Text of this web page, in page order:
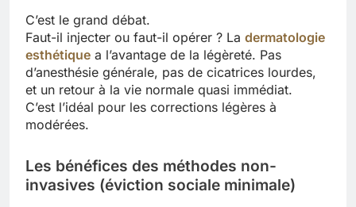
C’est le grand débat.
Faut-il injecter ou faut-il opérer ? La dermatologie
esthétique a l’avantage de la légèreté. Pas
d’anesthésie générale, pas de cicatrices lourdes,
et un retour à la vie normale quasi immédiat.
C’est l’idéal pour les corrections légères à
modérées.
Les bénéfices des méthodes non-
invasives (éviction sociale minimale)